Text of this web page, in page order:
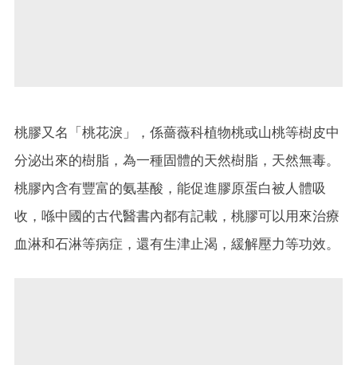
桃膠又名「桃花淚」，係薔薇科植物桃或山桃等樹皮中
分泌出來的樹脂，為一種固體的天然樹脂，天然無毒。
桃膠內含有豐富的氨基酸，能促進膠原蛋白被人體吸
收，喺中國的古代醫書內都有記載，桃膠可以用來治療
血淋和石淋等病症，還有生津止渴，緩解壓力等功效。